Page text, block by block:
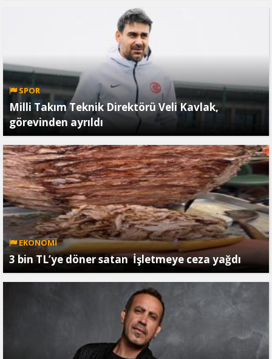
SPOR
Milli Takım Teknik Direktörü Veli Kavlak,
görevinden ayrıldı
EKONOMİ
3 bin TL’ye döner satan İşletmeye ceza yağdı